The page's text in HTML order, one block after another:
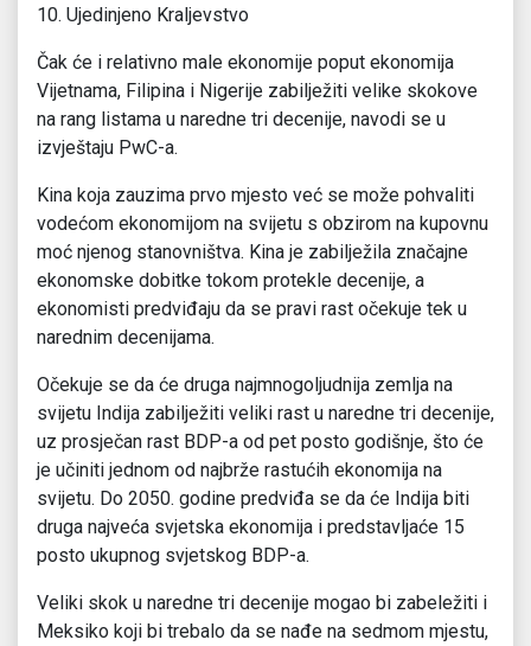
10. Ujedinjeno Kraljevstvo
Čak će i relativno male ekonomije poput ekonomija
Vijetnama, Filipina i Nigerije zabilježiti velike skokove
na rang listama u naredne tri decenije, navodi se u
izvještaju PwC-a.
Kina koja zauzima prvo mjesto već se može pohvaliti
vodećom ekonomijom na svijetu s obzirom na kupovnu
moć njenog stanovništva. Kina je zabilježila značajne
ekonomske dobitke tokom protekle decenije, a
ekonomisti predviđaju da se pravi rast očekuje tek u
narednim decenijama.
Očekuje se da će druga najmnogoljudnija zemlja na
svijetu Indija zabilježiti veliki rast u naredne tri decenije,
uz prosječan rast BDP-a od pet posto godišnje, što će
je učiniti jednom od najbrže rastućih ekonomija na
svijetu. Do 2050. godine predviđa se da će Indija biti
druga najveća svjetska ekonomija i predstavljaće 15
posto ukupnog svjetskog BDP-a.
Veliki skok u naredne tri decenije mogao bi zabeležiti i
Meksiko koji bi trebalo da se nađe na sedmom mjestu,